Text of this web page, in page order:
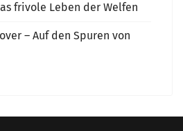
frivole Leben der Welfen
– Auf den Spuren von